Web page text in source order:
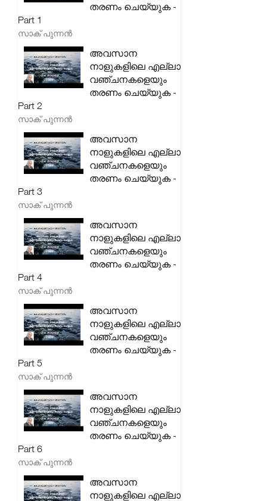
തരണം ചെയ്യുക -
Part 1
സാക് പുന്നൻ
അവസാന
നാളുകളിലെ എല്ലാ
വഞ്ചനകളെയും
തരണം ചെയ്യുക -
Part 2
സാക് പുന്നൻ
അവസാന
നാളുകളിലെ എല്ലാ
വഞ്ചനകളെയും
തരണം ചെയ്യുക -
Part 3
സാക് പുന്നൻ
അവസാന
നാളുകളിലെ എല്ലാ
വഞ്ചനകളെയും
തരണം ചെയ്യുക -
Part 4
സാക് പുന്നൻ
അവസാന
നാളുകളിലെ എല്ലാ
വഞ്ചനകളെയും
തരണം ചെയ്യുക -
Part 5
സാക് പുന്നൻ
അവസാന
നാളുകളിലെ എല്ലാ
വഞ്ചനകളെയും
തരണം ചെയ്യുക -
Part 6
സാക് പുന്നൻ
അവസാന
നാളുകളിലെ എല്ലാ